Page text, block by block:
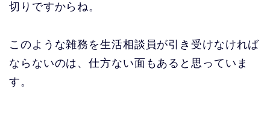
切りですからね。
このような雑務を生活相談員が引き受けなければ
ならないのは、仕方ない面もあると思っていま
す。